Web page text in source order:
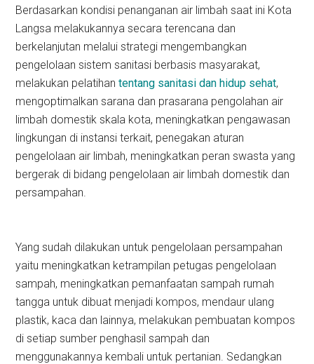
Berdasarkan kondisi penanganan air limbah saat ini Kota
Langsa melakukannya secara terencana dan
berkelanjutan melalui strategi mengembangkan
pengelolaan sistem sanitasi berbasis masyarakat,
melakukan pelatihantentang sanitasi dan hidup sehat,
mengoptimalkan sarana dan prasarana pengolahan air
limbah domestik skala kota, meningkatkan pengawasan
lingkungan di instansi terkait, penegakan aturan
pengelolaan air limbah, meningkatkan peran swasta yang
bergerak di bidang pengelolaan air limbah domestik dan
persampahan.
Yang sudah dilakukan untuk pengelolaan persampahan
yaitu meningkatkan ketrampilan petugas pengelolaan
sampah, meningkatkan pemanfaatan sampah rumah
tangga untuk dibuat menjadi kompos, mendaur ulang
plastik, kaca dan lainnya, melakukan pembuatan kompos
di setiap sumber penghasil sampah dan
menggunakannya kembali untuk pertanian. Sedangkan